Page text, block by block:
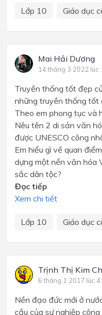
Lớp 10 Giáo dục
Mai Hải Dương
14 tháng 3 2022 lúc
Truyền thống tốt đẹp
những truyền thống tốt
Theo em phong tục và
Nêu tên 2 di sản văn
được UNESCO công
Em hiểu gì về quan
dựng một nền văn hóa
sắc dân tộc?
Đọc tiếp
Xem chi tiết
Lớp 10 Giáo dục
Trịnh Thị Kim
6 tháng 1 2017 lúc
Nền đạo đức mới ở
cầu của sự nghiệp